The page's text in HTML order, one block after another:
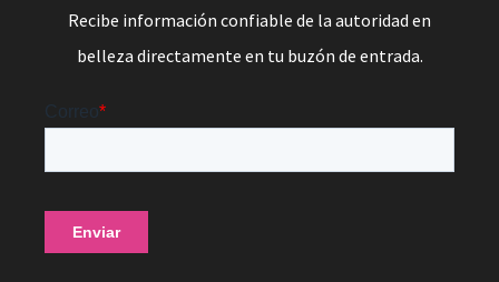
Recibe información confiable de la autoridad en
belleza directamente en tu buzón de entrada.